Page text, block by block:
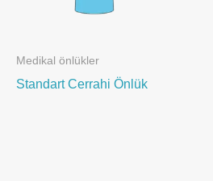
Medikal önlükler
Standart Cerrahi Önlük